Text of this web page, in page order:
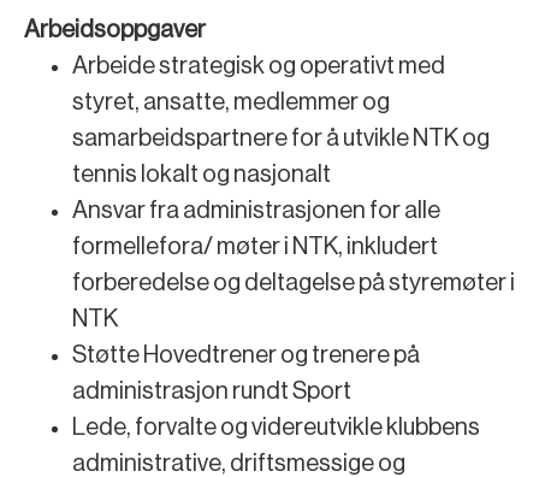
Arbeidsoppgaver
Arbeide strategisk og operativt med
styret, ansatte, medlemmer og
samarbeidspartnere for å utvikle NTK og
tennis lokalt og nasjonalt
Ansvar fra administrasjonen for alle
formellefora/ møter i NTK, inkludert
forberedelse og deltagelse på styremøter i
NTK
Støtte Hovedtrener og trenere på
administrasjon rundt Sport
Lede, forvalte og videreutvikle klubbens
administrative, driftsmessige og